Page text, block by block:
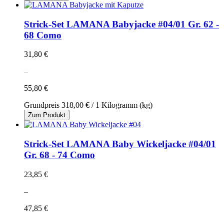
Strick-Set LAMANA Babyjacke #04/01 Gr. 62 -
68 Como
31,80 €
–
55,80 €
Grundpreis 318,00 € / 1 Kilogramm (kg)
Zum Produkt
Strick-Set LAMANA Baby Wickeljacke #04/01
Gr. 68 - 74 Como
23,85 €
–
47,85 €